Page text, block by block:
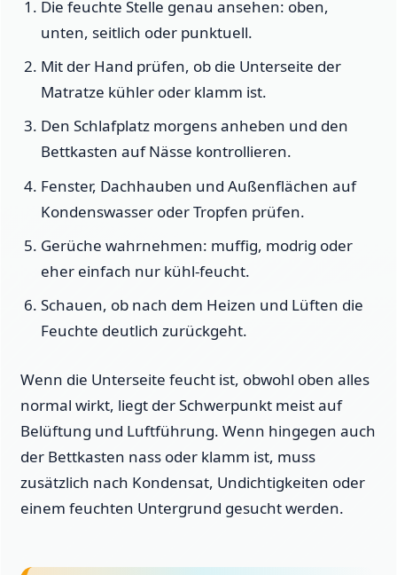
Die feuchte Stelle genau ansehen: oben,
unten, seitlich oder punktuell.
Mit der Hand prüfen, ob die Unterseite der
Matratze kühler oder klamm ist.
Den Schlafplatz morgens anheben und den
Bettkasten auf Nässe kontrollieren.
Fenster, Dachhauben und Außenflächen auf
Kondenswasser oder Tropfen prüfen.
Gerüche wahrnehmen: muffig, modrig oder
eher einfach nur kühl-feucht.
Schauen, ob nach dem Heizen und Lüften die
Feuchte deutlich zurückgeht.
Wenn die Unterseite feucht ist, obwohl oben alles
normal wirkt, liegt der Schwerpunkt meist auf
Belüftung und Luftführung. Wenn hingegen auch
der Bettkasten nass oder klamm ist, muss
zusätzlich nach Kondensat, Undichtigkeiten oder
einem feuchten Untergrund gesucht werden.